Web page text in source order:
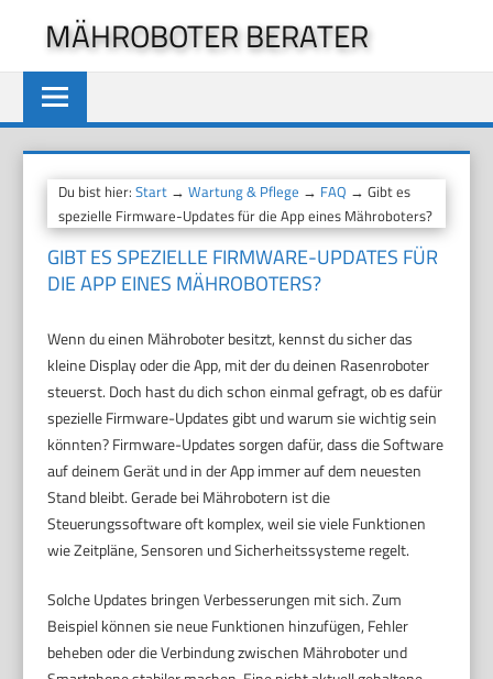
springen
MÄHROBOTER BERATER
Du bist hier:Start →Wartung & Pflege → FAQ → Gibt es
spezielle Firmware-Updates für die App eines Mähroboters?
GIBT ES SPEZIELLE FIRMWARE-UPDATES FÜR
DIE APP EINES MÄHROBOTERS?
Wenn du einen Mähroboter besitzt, kennst du sicher das
kleine Display oder die App, mit der du deinen Rasenroboter
steuerst. Doch hast du dich schon einmal gefragt, ob es dafür
spezielle Firmware-Updates gibt und warum sie wichtig sein
könnten? Firmware-Updates sorgen dafür, dass die Software
auf deinem Gerät und in der App immer auf dem neuesten
Stand bleibt. Gerade bei Mährobotern ist die
Steuerungssoftware oft komplex, weil sie viele Funktionen
wie Zeitpläne, Sensoren und Sicherheitssysteme regelt.
Solche Updates bringen Verbesserungen mit sich. Zum
Beispiel können sie neue Funktionen hinzufügen, Fehler
beheben oder die Verbindung zwischen Mähroboter und